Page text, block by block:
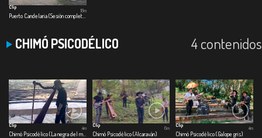
Clip
18m
CHIMÓ PSICODÉLICO 4 contenidos
Clip
4m
Clip
Chimó Psicodélico (Alcaraván)
6m
Clip
Chimó Psicodélico (Galope gris)
4m